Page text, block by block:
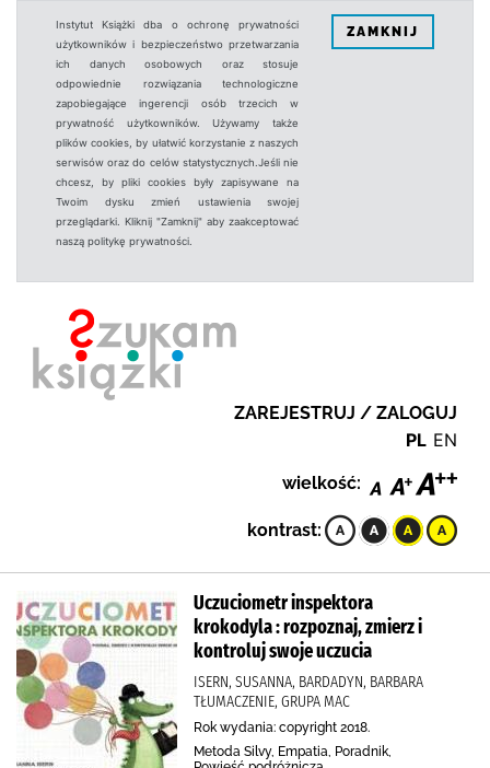
Instytut Książki dba o ochronę prywatności
użytkowników i bezpieczeństwo przetwarzania
ich danych osobowych oraz stosuje
odpowiednie rozwiązania technologiczne
zapobiegające ingerencji osób trzecich w
prywatność użytkowników. Używamy także
plików cookies, by ułatwić korzystanie z naszych
serwisów oraz do celów statystycznych.Jeśli nie
chcesz, by pliki cookies były zapisywane na
Twoim dysku zmień ustawienia swojej
przeglądarki. Kliknij "Zamknij" aby zaakceptować
naszą politykę prywatności.
ZAMKNIJ
ZAREJESTRUJ / ZALOGUJ
PL EN
wielkość:
kontrast:
Uczuciometr inspektora
krokodyla : rozpoznaj, zmierz i
kontroluj swoje uczucia
ISERN, SUSANNA, BARDADYN, BARBARA
TŁUMACZENIE, GRUPA MAC
Rok wydania: copyright 2018.
Metoda Silvy, Empatia, Poradnik,